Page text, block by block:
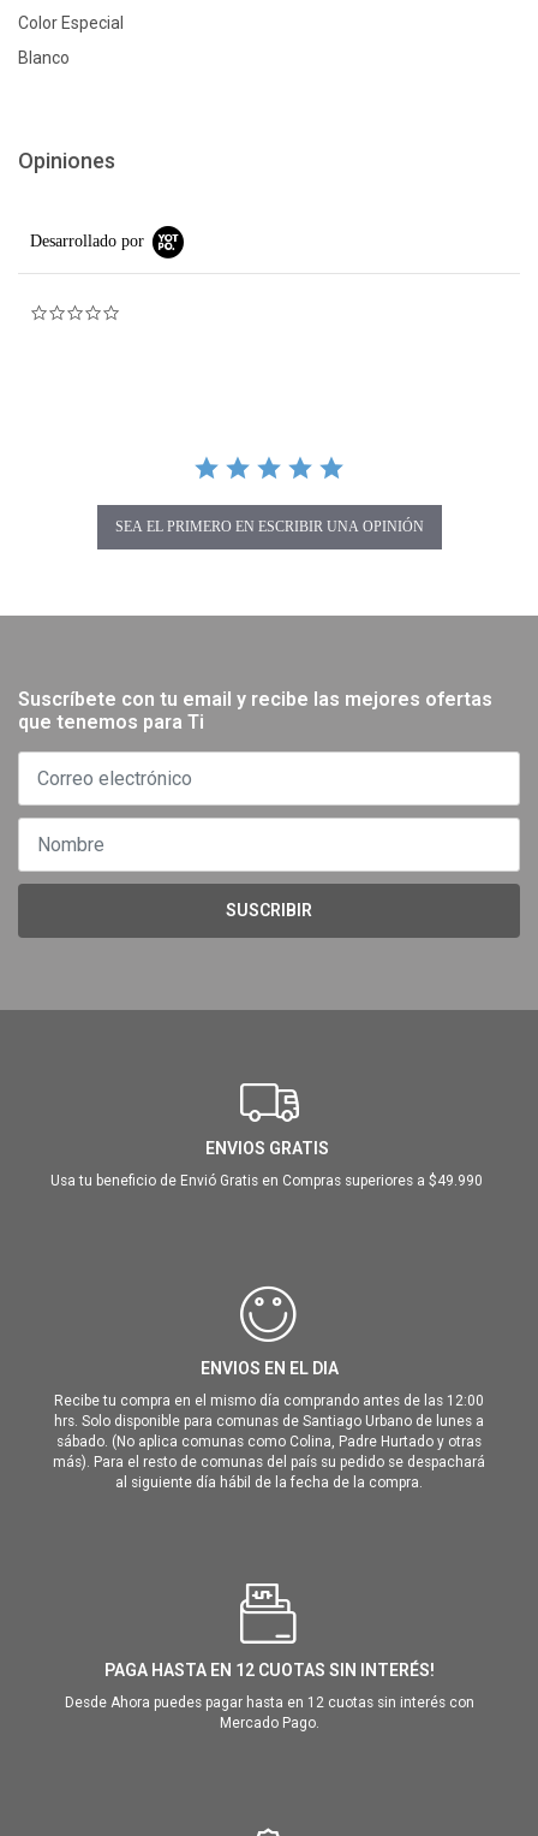
Color Especial
Blanco
Opiniones
Desarrollado por
SEA EL PRIMERO EN ESCRIBIR UNA OPINIÓN
Suscríbete con tu email y recibe las mejores ofertas
que tenemos para Ti
SUSCRIBIR
ENVIOS GRATIS
Usa tu beneficio de Envió Gratis en Compras superiores a $49.990
ENVIOS EN EL DIA
Recibe tu compra en el mismo día comprando antes de las 12:00
hrs. Solo disponible para comunas de Santiago Urbano de lunes a
sábado. (No aplica comunas como Colina, Padre Hurtado y otras
más). Para el resto de comunas del país su pedido se despachará
al siguiente día hábil de la fecha de la compra.
PAGA HASTA EN 12 CUOTAS SIN INTERÉS!
Desde Ahora puedes pagar hasta en 12 cuotas sin interés con
Mercado Pago.